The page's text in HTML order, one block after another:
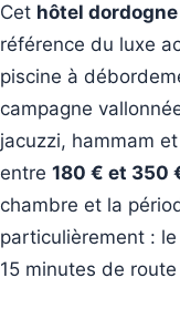
Cet hôtel
référence du luxe
piscine à
campagne
jacuzzi, hammam
entre 180 € et 350
chambre et la
particulièrement :
15 minutes de